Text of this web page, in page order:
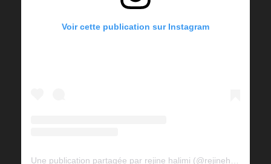
Voir cette publication sur Instagram